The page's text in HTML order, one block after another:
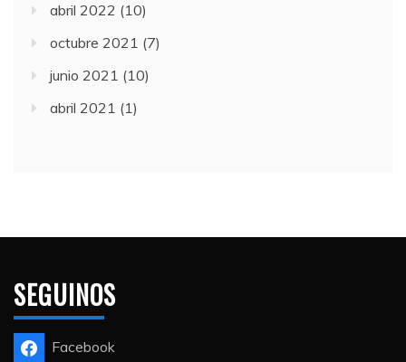
abril 2022 (10)
octubre 2021 (7)
junio 2021 (10)
abril 2021 (1)
SEGUINOS
Facebook